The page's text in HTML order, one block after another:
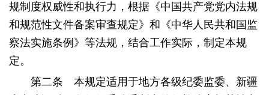
规制度权威性和执行力，根据《中国共产党党内法规
和规范性文件备案审查规定》和《中华人民共和国监
察法实施条例》等法规，结合工作实际，制定本规
定。
第二条 本规定适用于地方各级纪委监委、新疆